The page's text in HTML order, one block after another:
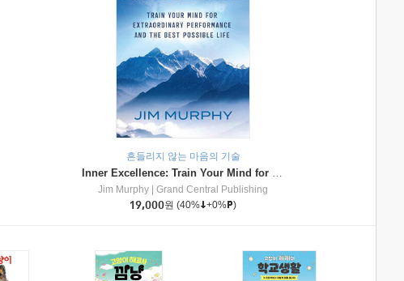
흔들리지 않는 마음의 기술
Inner Excellence: Train Your Mind for Extraordinary Performance and the Best Possible Life
Jim Murphy
Grand Central Publishing
19,000원 (40% +0% )